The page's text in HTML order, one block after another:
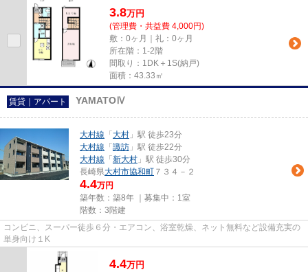
3.8万円
(管理費・共益費 4,000円)
敷：0ヶ月｜礼：0ヶ月
所在階：1-2階
間取り：1DK＋1S(納戸)
面積：43.33㎡
賃貸｜アパート YAMATOⅣ
大村線 「 大村 」駅 徒歩23分
大村線 「 諏訪 」駅 徒歩22分
大村線 「 新大村 」駅 徒歩30分
長崎県大村市協和町 ７３４－２
4.4万円
築年数：築8年 ｜募集中： 1室
階数：3階建
コンビニ、スーパー徒歩６分・エアコン、浴室乾燥、ネット無料など設備充実の
単身向け１K
4.4万円